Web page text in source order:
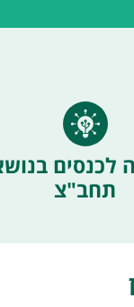
לכנסים
תחב"צ